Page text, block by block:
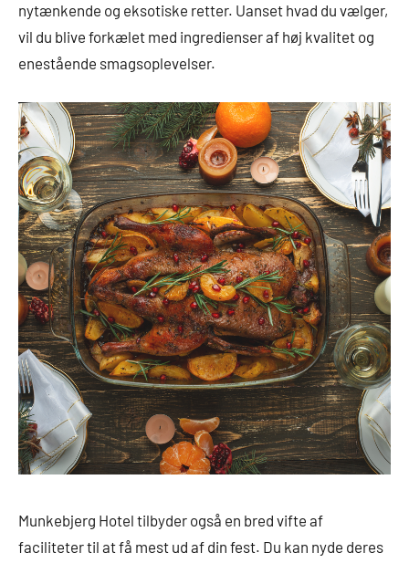
nytænkende og eksotiske retter. Uanset hvad du vælger,
vil du blive forkælet med ingredienser af høj kvalitet og
enestående smagsoplevelser.
Munkebjerg Hotel tilbyder også en bred vifte af
faciliteter til at få mest ud af din fest. Du kan nyde deres